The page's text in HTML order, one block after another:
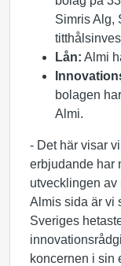
Simris Alg,
Lån: Almi
bolagen
Almi.
- Det här visar
erbjudande har
utvecklingen av
Almis sida är vi
Sveriges
koncernen i sin